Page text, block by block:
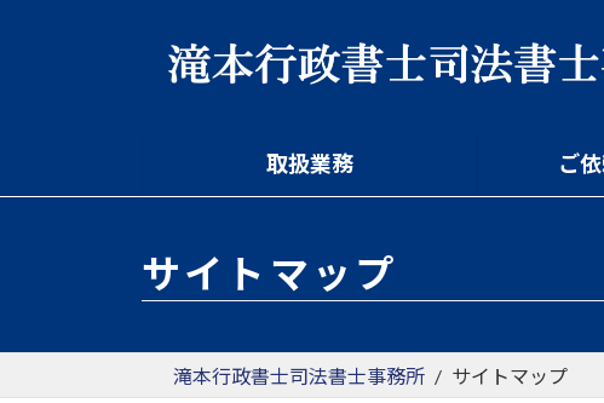
取扱業務 ご
サイトマップ
滝本行政書士司法書士事務所 サイトマップ